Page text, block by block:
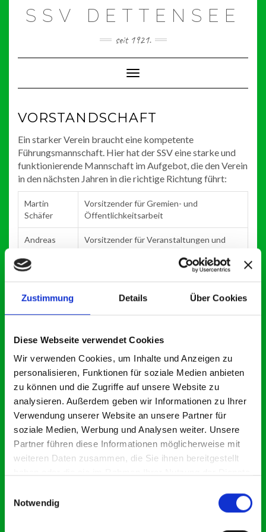
Zustimmung Details Über Cookies
Diese Webseite verwendet Cookies
Wir verwenden Cookies, um Inhalte und Anzeigen zu
personalisieren, Funktionen für soziale Medien anbieten
zu können und die Zugriffe auf unsere Website zu
analysieren. Außerdem geben wir Informationen zu Ihrer
Verwendung unserer Website an unsere Partner für
soziale Medien, Werbung und Analysen weiter. Unsere
Partner führen diese Informationen möglicherweise mit
weiteren Daten zusammen, die Sie ihnen bereitgestellt
Notwendig
SSV DETTENSEE
seit 1921.
Toggle Navigation
VORSTANDSCHAFT
Ein starker Verein braucht eine kompetente
Führungsmannschaft. Hier hat der SSV eine starke und
funktionierende Mannschaft im Aufgebot, die den Verein
in den nächsten Jahren in die richtige Richtung führt:
Martin
Schäfer
Vorsitzender für Gremien- und
Öffentlichkeitsarbeit
Andreas
Vorsitzender für Veranstaltungen und
Vorsitzender für Verwaltung und Finanzen
Frank
Bernhardt
Laura
Schriftführerin
Marco
Hellstern
Abteilungsleiter Fussball
Tobias Sauf Abteilungsleiter Tennis
Markus Hübl Abteilungsleiter Schuetzen
Antje Walz Abteilungsleiterin Breitensport